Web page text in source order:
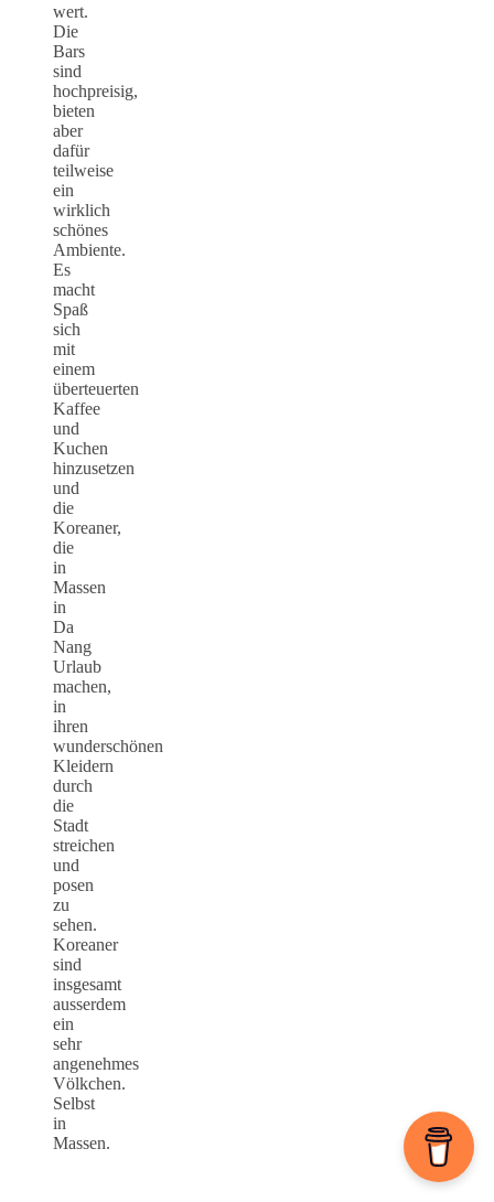
wert.
Die
Bars
sind
hochpreisig,
bieten
aber
dafür
teilweise
ein
wirklich
schönes
Ambiente.
Es
macht
Spaß
sich
mit
einem
überteuerten
Kaffee
und
Kuchen
hinzusetzen
und
die
Koreaner,
die
in
Massen
in
Da
Nang
Urlaub
machen,
in
ihren
wunderschönen
Kleidern
durch
die
Stadt
streichen
und
posen
zu
sehen.
Koreaner
sind
insgesamt
ausserdem
ein
sehr
angenehmes
Völkchen.
Selbst
in
Massen.